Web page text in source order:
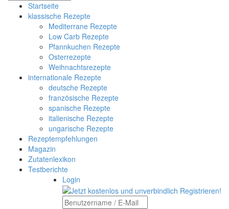
Startseite
klassische Rezepte
Mediterrane Rezepte
Low Carb Rezepte
Pfannkuchen Rezepte
Osterrezepte
Weihnachtsrezepte
internationale Rezepte
deutsche Rezepte
französische Rezepte
spanische Rezepte
italienische Rezepte
ungarische Rezepte
Rezeptempfehlungen
Magazin
Zutatenlexikon
Testberichte
Login